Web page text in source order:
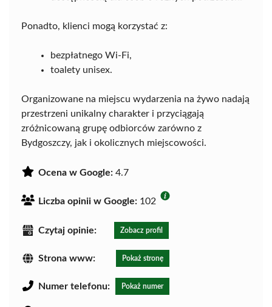
Ponadto, klienci mogą korzystać z:
bezpłatnego Wi-Fi,
toalety unisex.
Organizowane na miejscu wydarzenia na żywo nadają
przestrzeni unikalny charakter i przyciągają
zróżnicowaną grupę odbiorców zarówno z
Bydgoszczy, jak i okolicznych miejscowości.
Ocena w Google: 4.7
Liczba opinii w Google: 102
Czytaj opinie: Zobacz profil
Strona www: Pokaż stronę
Numer telefonu: Pokaż numer